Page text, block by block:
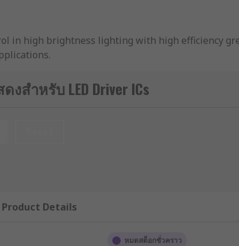
in high brightness lighting with high efficiency
thermal shutdown protection. A linear
architectural lighting.
the power supply in LED strip lighting,
boost and buck-boost. The AC-DC converter
สำหรับ LED Driver ICs
Product Details
หมดสต็อกชั่วคราว